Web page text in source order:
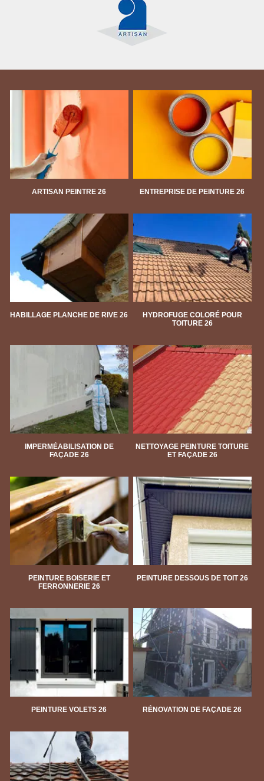
ARTISAN PEINTRE 26 ENTREPRISE DE PEINTURE 26
HABILLAGE PLANCHE DE RIVE 26
HYDROFUGE COLORÉ POUR
TOITURE 26
IMPERMÉABILISATION DE
FAÇADE 26
NETTOYAGE PEINTURE TOITURE
ET FAÇADE 26
PEINTURE BOISERIE ET
FERRONNERIE 26
PEINTURE DESSOUS DE TOIT 26
PEINTURE VOLETS 26 RÉNOVATION DE FAÇADE 26